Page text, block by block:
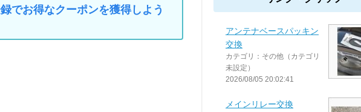
でお得なクーポンを獲得しよう
アンテナベースパッキン
交換
カテゴリ：その他（カテゴリ
未設定）
2026/08/05 20:02:41
メインリレー交換